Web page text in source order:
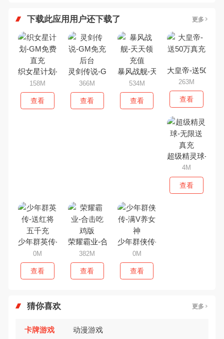
下载此应用用户还下载了 更多
织女星计划-GM免费直充
158M
查看
灵剑传说-GM免充后台
366M
查看
暴风战舰-天天领充值
534M
查看
大皇帝-送50万
263M
查看
超级精灵球-无
4M
查看
少年群英传-送红将五千充
0M
查看
荣耀霸业-合击吃鸡版
382M
查看
少年群侠传-满V养女神
0M
查看
猜你喜欢 更多
卡牌游戏 动漫游戏